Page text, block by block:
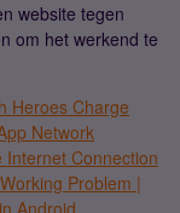
website tegen
om het werkend te
Heroes Charge
Network
Connection
Problem |
Android